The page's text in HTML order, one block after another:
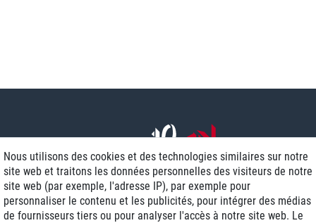
Nous utilisons des cookies et des technologies similaires sur notre
site web et traitons les données personnelles des visiteurs de notre
site web (par exemple, l'adresse IP), par exemple pour
personnaliser le contenu et les publicités, pour intégrer des médias
de fournisseurs tiers ou pour analyser l'accès à notre site web. Le